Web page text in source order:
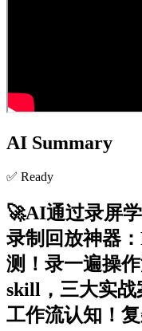
AI Summary
✅ Ready
🚀AI通过录屏
录制回放神器
测！录一遍操
skill，三大实战
工作流认知！